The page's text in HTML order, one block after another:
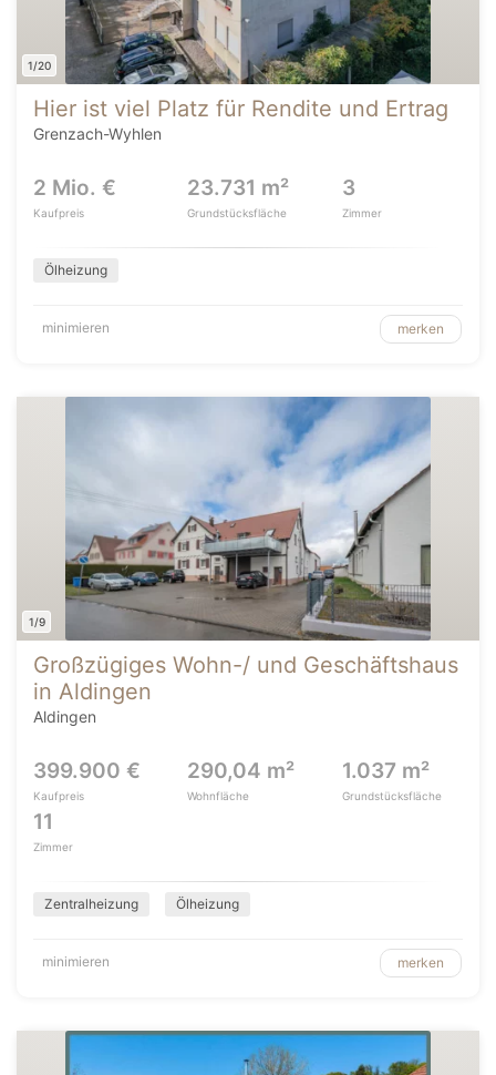
1/20
Hier ist viel Platz für Rendite und Ertrag
Grenzach-Wyhlen
2 Mio. €
Kaufpreis
23.731 m²
Grundstücksfläche
3
Zimmer
Ölheizung
minimieren merken
1/9
Großzügiges Wohn-/ und Geschäftshaus
in Aldingen
Aldingen
399.900 €
Kaufpreis
290,04 m²
Wohnfläche
1.037 m²
Grundstücksfläche
11
Zimmer
Zentralheizung Ölheizung
minimieren merken